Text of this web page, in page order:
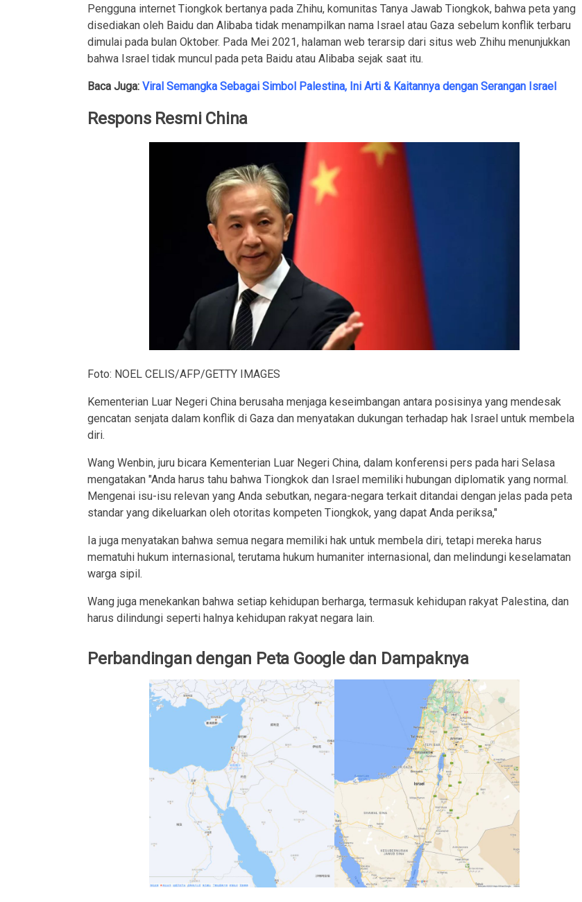
Pengguna internet Tiongkok bertanya pada Zhihu, komunitas Tanya Jawab Tiongkok, bahwa peta yang
disediakan oleh Baidu dan Alibaba tidak menampilkan nama Israel atau Gaza sebelum konflik terbaru
dimulai pada bulan Oktober. Pada Mei 2021, halaman web terarsip dari situs web Zhihu menunjukkan
bahwa Israel tidak muncul pada peta Baidu atau Alibaba sejak saat itu.
Baca Juga: Viral Semangka Sebagai Simbol Palestina, Ini Arti & Kaitannya dengan Serangan Israel
Respons Resmi China
Foto: NOEL CELIS/AFP/GETTY IMAGES
Kementerian Luar Negeri China berusaha menjaga keseimbangan antara posisinya yang mendesak
gencatan senjata dalam konflik di Gaza dan menyatakan dukungan terhadap hak Israel untuk membela
diri.
Wang Wenbin, juru bicara Kementerian Luar Negeri China, dalam konferensi pers pada hari Selasa
mengatakan "Anda harus tahu bahwa Tiongkok dan Israel memiliki hubungan diplomatik yang normal.
Mengenai isu-isu relevan yang Anda sebutkan, negara-negara terkait ditandai dengan jelas pada peta
standar yang dikeluarkan oleh otoritas kompeten Tiongkok, yang dapat Anda periksa,"
Ia juga menyatakan bahwa semua negara memiliki hak untuk membela diri, tetapi mereka harus
mematuhi hukum internasional, terutama hukum humaniter internasional, dan melindungi keselamatan
warga sipil.
Wang juga menekankan bahwa setiap kehidupan berharga, termasuk kehidupan rakyat Palestina, dan
harus dilindungi seperti halnya kehidupan rakyat negara lain.
Perbandingan dengan Peta Google dan Dampaknya